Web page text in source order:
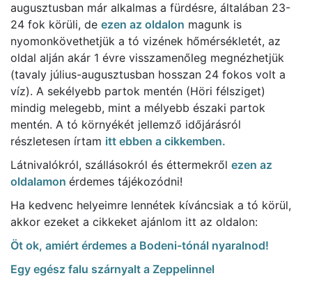
augusztusban már alkalmas a fürdésre, általában 23-
24 fok körüli, de ezen az oldalon magunk is
nyomonkövethetjük a tó vizének hőmérsékletét, az
oldal alján akár 1 évre visszamenőleg megnézhetjük
(tavaly július-augusztusban hosszan 24 fokos volt a
víz). A sekélyebb partok mentén (Höri félsziget)
mindig melegebb, mint a mélyebb északi partok
mentén. A tó környékét jellemző időjárásról
részletesen írtam itt ebben a cikkemben.
Látnivalókról, szállásokról és éttermekről ezen az
oldalamon érdemes tájékozódni!
Ha kedvenc helyeimre lennétek kíváncsiak a tó körül,
akkor ezeket a cikkeket ajánlom itt az oldalon:
Öt ok, amiért érdemes a Bodeni-tónál nyaralnod!
Egy egész falu szárnyalt a Zeppelinnel